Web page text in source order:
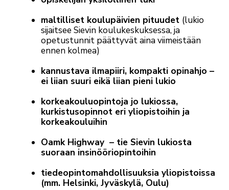
maltilliset koulupäivien pituudet (lukio
sijaitsee Sievin koulukeskuksessa, ja
opetustunnit päättyvät aina viimeistään
ennen kolmea)
kannustava ilmapiiri, kompakti opinahjo –
ei liian suuri eikä liian pieni lukio
korkeakouluopintoja jo lukiossa,
kurkistusopinnot eri yliopistoihin ja
korkeakouluihin
Oamk Highway – tie Sievin lukiosta
suoraan insinööriopintoihin
tiedeopintomahdollisuuksia yliopistoissa
(mm. Helsinki, Jyväskylä, Oulu)